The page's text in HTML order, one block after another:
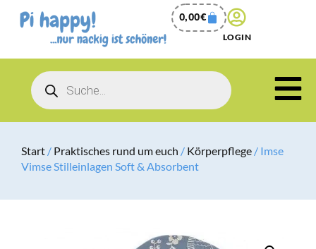
0,00€
LOGIN
Start / Praktisches rund um euch / Körperpflege / Imse
Vimse Stilleinlagen Soft & Absorbent